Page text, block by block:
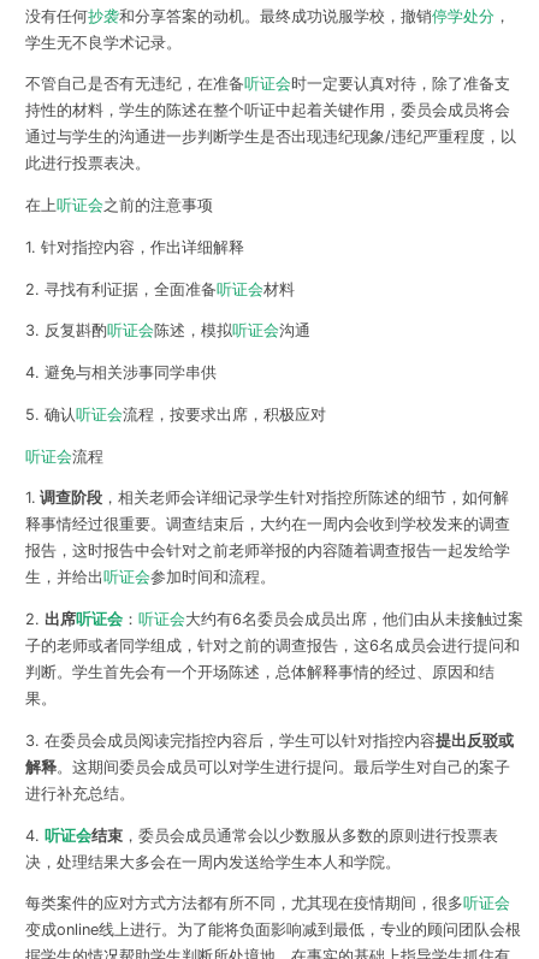
没有任何抄袭和分享答案的动机。最终成功说服学校， 撤销停学处分，
学生无不良学术记录。
不管自己是否有无违纪， 在准备听证会时一定要认真对待，除了准备支
持性的材料，学生的陈述在整个听证中起着关键作用，委员会成员将会
通过与学生的沟通进一步判断学生是否出现违纪现象/违纪严重程度，以
此进行投票表决。
在上听证会之前的注意事项
1. 针对指控内容，作出详细解释
2. 寻找有利证据，全面准备听证会材料
3. 反复斟酌听证会陈述，模拟听证会沟通
4. 避免与相关涉事同学串供
5. 确认听证会流程，按要求出席，积极应对
听证会流程
1. 调查阶段，相关老师会详细记录学生针对指控所陈述的细节， 如何解
释事情经过很重要。调查结束后，大约在一周内会收到学校发来的调查
报告，这时报告中会针对之前老师举报的内容随着调查报告一起发给学
生，并给出听证会参加时间和流程。
2. 出席听证会： 听证会大约有6名委员会成员出席，他们由从未接触过案
子的老师或者同学组成，针对之前的调查报告，这6名成员会进行提问和
判断。学生首先会有一个开场陈述，总体解释事情的经过、原因和结
果。
3. 在委员会成员阅读完指控内容后，学生可以针对指控内容提出反驳或
解释。这期间委员会成员可以对学生进行提问。最后学生对自己的案子
进行补充总结。
4. 听证会结束，委员会成员通常会以 少数服从多数的原则进行投票表
决，处理结果大多会在一周内发送给学生本人和学院。
每类案件的应对方式方法都有所不同，尤其现在疫情期间，很多听证会
变成online线上进行。为了能将负面影响减到最低，专业的顾问团队会根